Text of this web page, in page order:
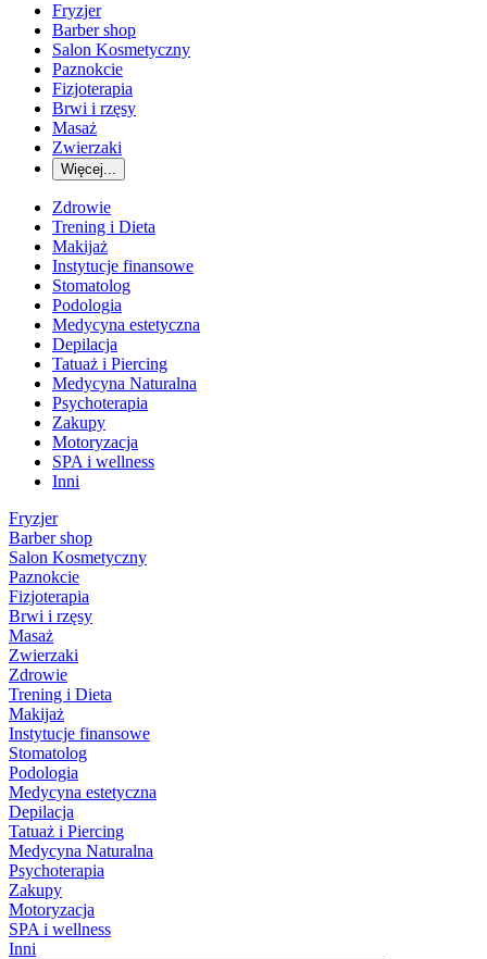
Fryzjer
Barber shop
Salon Kosmetyczny
Paznokcie
Fizjoterapia
Brwi i rzęsy
Masaż
Zwierzaki
Więcej...
Zdrowie
Trening i Dieta
Makijaż
Instytucje finansowe
Stomatolog
Podologia
Medycyna estetyczna
Depilacja
Tatuaż i Piercing
Medycyna Naturalna
Psychoterapia
Zakupy
Motoryzacja
SPA i wellness
Inni
Fryzjer
Barber shop
Salon Kosmetyczny
Paznokcie
Fizjoterapia
Brwi i rzęsy
Masaż
Zwierzaki
Zdrowie
Trening i Dieta
Makijaż
Instytucje finansowe
Stomatolog
Podologia
Medycyna estetyczna
Depilacja
Tatuaż i Piercing
Medycyna Naturalna
Psychoterapia
Zakupy
Motoryzacja
SPA i wellness
Inni